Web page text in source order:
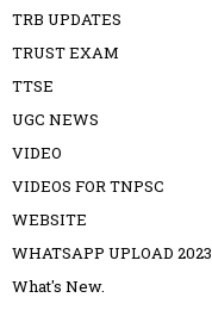
TRB UPDATES
TRUST EXAM
TTSE
UGC NEWS
VIDEO
VIDEOS FOR TNPSC
WEBSITE
WHATSAPP UPLOAD 2023
What's New.